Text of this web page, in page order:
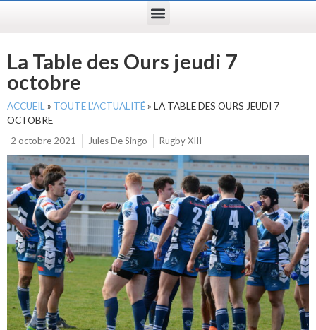
La Table des Ours jeudi 7
octobre
ACCUEIL » TOUTE L’ACTUALITÉ» LA TABLE DES OURS JEUDI 7
OCTOBRE
2 octobre 2021
Jules De Singo Rugby XIII